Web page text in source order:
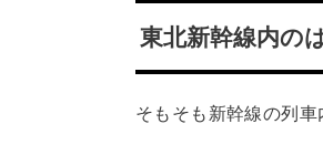
東北新幹線内の
そもそも新幹線の列